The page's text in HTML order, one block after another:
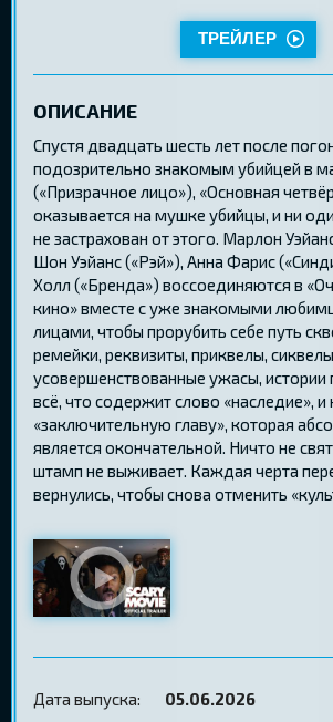
ТРЕЙЛЕР
ОПИСАНИЕ
Спустя двадцать шесть лет после
подозрительно знакомым убийцей в
(«Призрачное лицо»), «Основная
оказывается на мушке убийцы, и ни
не застрахован от этого. Марлон
Шон Уэйанс («Рэй»), Анна Фарис
Холл («Бренда») воссоединяются в
кино» вместе с уже знакомыми
лицами, чтобы прорубить себе путь
ремейки, реквизиты, приквелы,
усовершенствованные ужасы,
всё, что содержит слово «наследие»,
«заключительную главу», которая
является окончательной. Ничто не
штамп не выживает. Каждая черта
вернулись, чтобы снова отменить
Дата выпуска:
05.06.2026